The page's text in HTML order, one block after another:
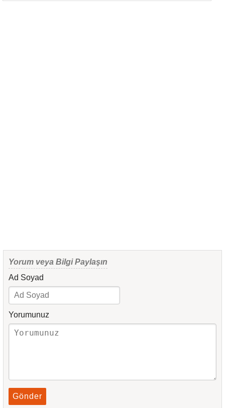
Yorum veya Bilgi Paylaşın
Ad Soyad
Yorumunuz
Gönder